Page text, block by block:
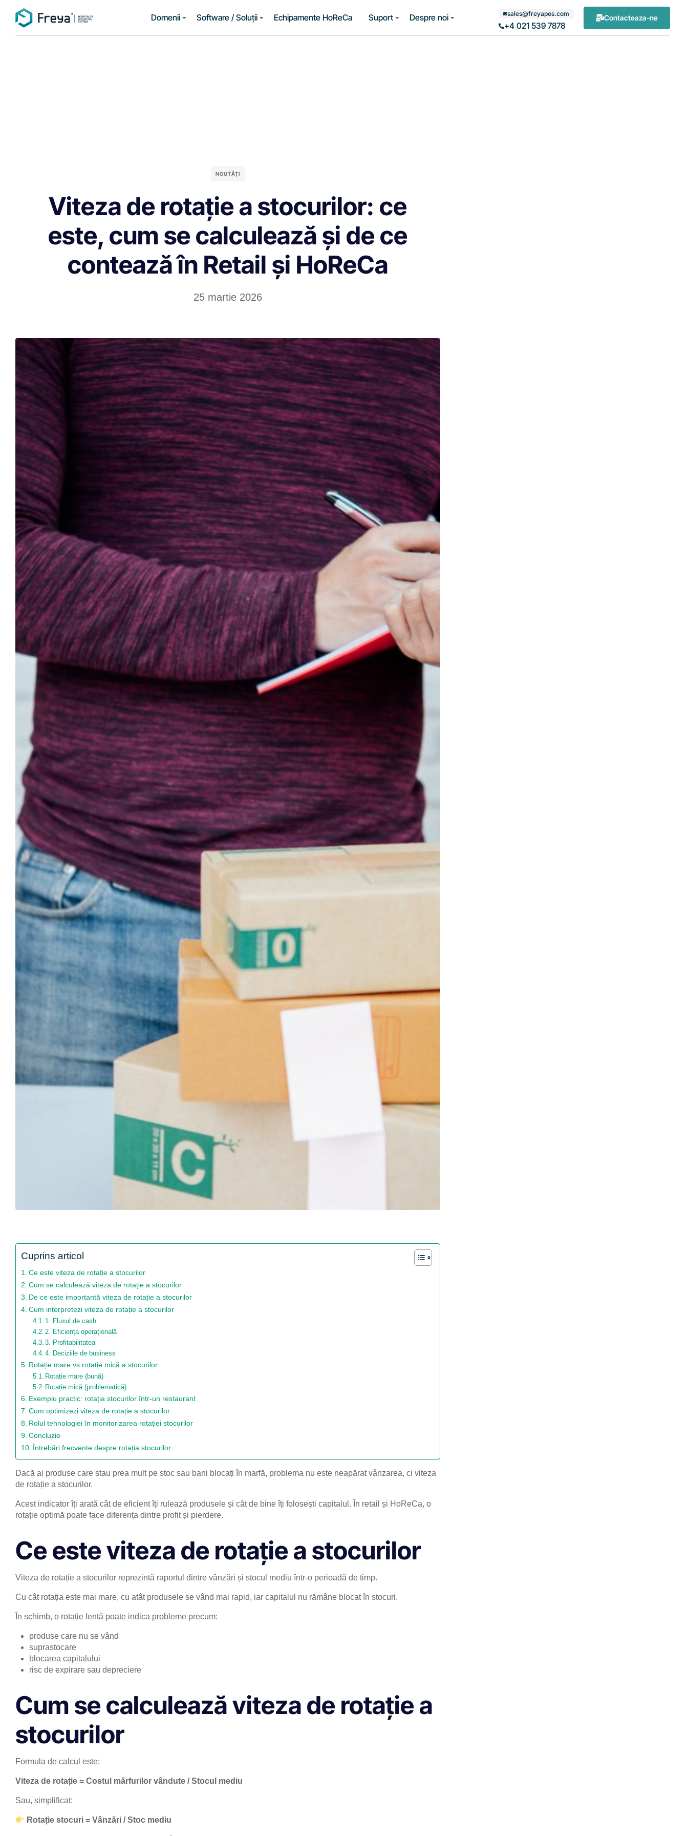
Domenii Software / Soluții Echipamente HoReCa Suport Despre noi sales@freyapos.com
+4 021 539 7878
Contacteaza-ne
NOUTĂȚI
Viteza de rotație a stocurilor: ce
este, cum se calculează și de ce
contează în Retail și HoReCa
25 martie 2026
Cuprins articol
Ce este viteza de rotație a stocurilor
Cum se calculează viteza de rotație a stocurilor
De ce este importantă viteza de rotație a stocurilor
Cum interpretezi viteza de rotație a stocurilor
1. Fluxul de cash
2. Eficiența operațională
3. Profitabilitatea
4. Deciziile de business
Rotație mare vs rotație mică a stocurilor
Rotație mare (bună)
Rotație mică (problematică)
Exemplu practic: rotația stocurilor într-un restaurant
Cum optimizezi viteza de rotație a stocurilor
Rolul tehnologiei în monitorizarea rotației stocurilor
Concluzie
Întrebări frecvente despre rotația stocurilor
Dacă ai produse care stau prea mult pe stoc sau bani blocați în marfă, problema nu este neapărat vânzarea, ci viteza
de rotație a stocurilor.
Acest indicator îți arată cât de eficient îți rulează produsele și cât de bine îți folosești capitalul. În retail și HoReCa, o
rotație optimă poate face diferența dintre profit și pierdere.
Ce este viteza de rotație a stocurilor
Viteza de rotație a stocurilor reprezintă raportul dintre vânzări și stocul mediu într-o perioadă de timp.
Cu cât rotația este mai mare, cu atât produsele se vând mai rapid, iar capitalul nu rămâne blocat în stocuri.
În schimb, o rotație lentă poate indica probleme precum:
produse care nu se vând
suprastocare
blocarea capitalului
risc de expirare sau depreciere
Cum se calculează viteza de rotație a
stocurilor
Formula de calcul este:
Viteza de rotație = Costul mărfurilor vândute / Stocul mediu
Sau, simplificat:
Rotație stocuri = Vânzări / Stoc mediu